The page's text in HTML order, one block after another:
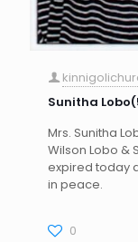
Sunitha
Mrs. Sunitha
Wilson Lobo &
expired today
in peace.
0